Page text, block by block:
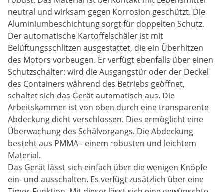
neutral und wirksam gegen Korrosion geschützt. Die
Aluminiumbeschichtung sorgt für doppelten Schutz.
Der automatische Kartoffelschäler ist mit
Belüftungsschlitzen ausgestattet, die ein Überhitzen
des Motors vorbeugen. Er verfügt ebenfalls über einen
Schutzschalter: wird die Ausgangstür oder der Deckel
des Containers während des Betriebs geöffnet,
schaltet sich das Gerät automatisch aus. Die
Arbeitskammer ist von oben durch eine transparente
Abdeckung dicht verschlossen. Dies ermöglicht eine
Überwachung des Schälvorgangs. Die Abdeckung
besteht aus PMMA - einem robusten und leichtem
Material.
Das Gerät lässt sich einfach über die wenigen Knöpfe
ein- und ausschalten. Es verfügt zusätzlich über eine